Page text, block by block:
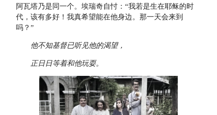
阿瓦塔乃是同一个。埃瑞奇自忖：“我若是生在耶稣的时
代，该有多好！我真希望能在他身边。那一天会来到
吗？”
他不知基督已听见他的渴望，
正日日等着和他玩耍。